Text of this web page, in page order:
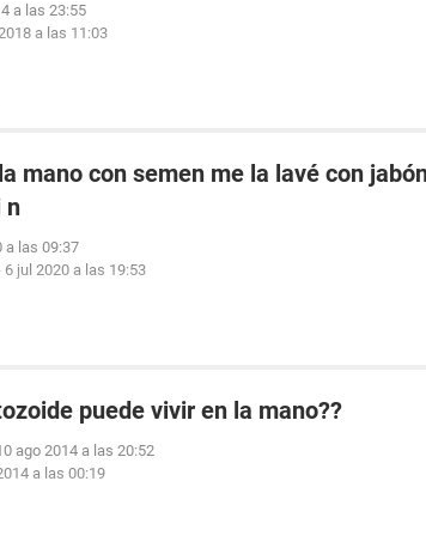
a las 23:55
a las 11:03
mano con semen me la lavé con
n
a las 09:37
6 jul 2020 a las 19:53
puede vivir en la mano??
ago 2014 a las 20:52
a las 00:19